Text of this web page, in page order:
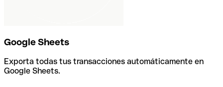
Google Sheets
Exporta todas tus transacciones automáticamente en
Google Sheets.